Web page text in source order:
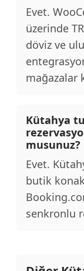
Evet.
üzerinde
döviz ve
mağazalar
Kütahya
musunuz?
Evet.
butik
senkronlu